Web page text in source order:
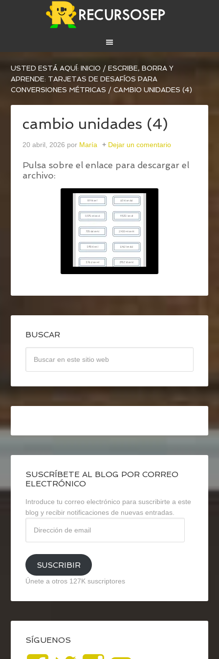
USTED ESTÁ AQUÍ:INICIO / ESCRIBE, BORRA Y
APRENDE: TARJETAS DE DESAFÍOS PARA
CONVERSIONES MÉTRICAS / CAMBIO UNIDADES (4)
cambio unidades (4)
20 abril, 2026 por María Dejar un comentario
Pulsa sobre el enlace para descargar el
archivo:
BUSCAR
SUSCRÍBETE AL BLOG POR CORREO
ELECTRÓNICO
Introduce tu correo electrónico para suscribirte a este
blog y recibir notificaciones de nuevas entradas.
email
SUSCRIBIR
Únete a otros 127K suscriptores
SÍGUENOS